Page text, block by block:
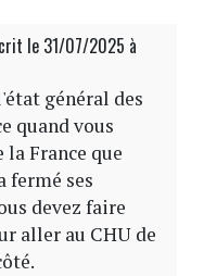
le 31/07/2025 à
général des
quand vous
France que
fermé ses
devez faire
aller au CHU de